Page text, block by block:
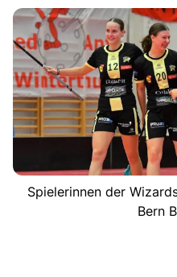
Spielerinnen der
Bern